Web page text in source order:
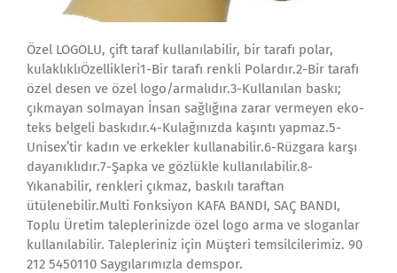
Özel LOGOLU, çift taraf kullanılabilir, bir tarafı polar,
kulaklıklıÖzellikleri1-Bir tarafı renkli Polardır.2-Bir tarafı
özel desen ve özel logo/armalıdır.3-Kullanılan baskı;
çıkmayan solmayan İnsan sağlığına zarar vermeyen eko-
teks belgeli baskıdır.4-Kulağınızda kaşıntı yapmaz.5-
Unisex’tir kadın ve erkekler kullanabilir.6-Rüzgara karşı
dayanıklıdır.7-Şapka ve gözlükle kullanılabilir.8-
Yıkanabilir, renkleri çıkmaz, baskılı taraftan
ütülenebilir.Multi Fonksiyon KAFA BANDI, SAÇ BANDI,
Toplu Üretim taleplerinizde özel logo arma ve sloganlar
kullanılabilir. Talepleriniz için Müşteri temsilcilerimiz. 90
212 5450110 Saygılarımızla demspor.